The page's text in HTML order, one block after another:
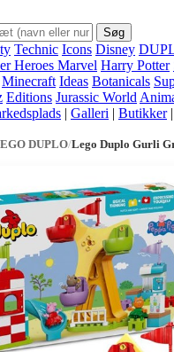
Søg
Technic Icons Disney
Heroes Marvel Harry Potter
Minecraft Ideas Botanicals
Editions Jurassic World
| Galleri | Butikker |
DUPLO/Lego Duplo Gurli